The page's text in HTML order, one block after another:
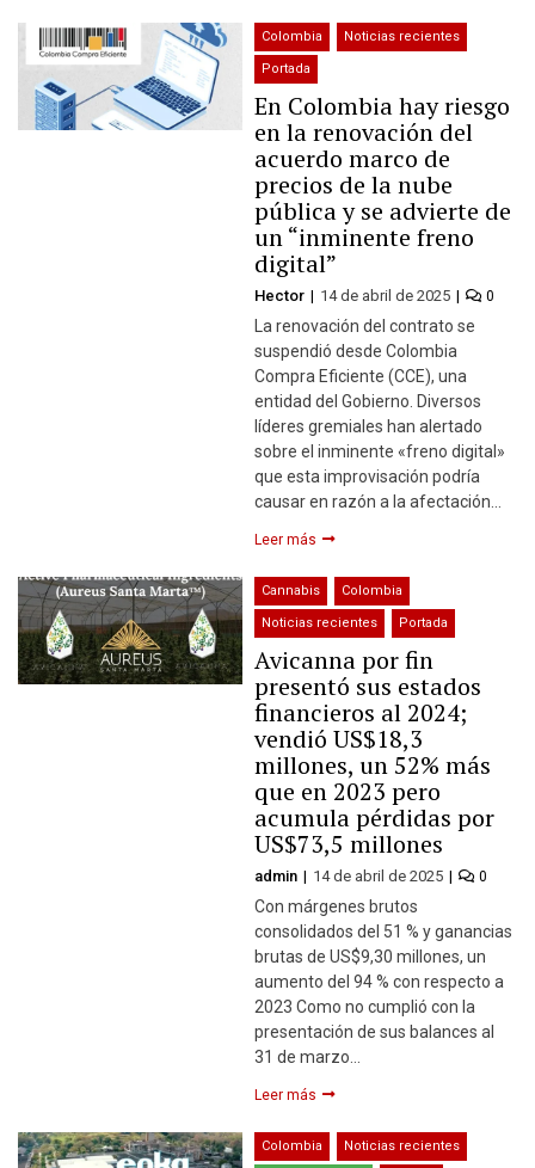
Colombia Noticias recientes
Portada
En Colombia hay riesgo
en la renovación del
acuerdo marco de
precios de la nube
pública y se advierte de
un “inminente freno
digital”
Hector 14 de abril de 2025 0
La renovación del contrato se
suspendió desde Colombia
Compra Eficiente (CCE), una
entidad del Gobierno. Diversos
líderes gremiales han alertado
sobre el inminente «freno digital»
que esta improvisación podría
causar en razón a la afectación…
Leer más
Cannabis Colombia
Noticias recientes Portada
Avicanna por fin
presentó sus estados
financieros al 2024;
vendió US$18,3
millones, un 52% más
que en 2023 pero
acumula pérdidas por
US$73,5 millones
admin 14 de abril de 2025 0
Con márgenes brutos
consolidados del 51 % y ganancias
brutas de US$9,30 millones, un
aumento del 94 % con respecto a
2023 Como no cumplió con la
presentación de sus balances al
31 de marzo…
Leer más
Colombia Noticias recientes